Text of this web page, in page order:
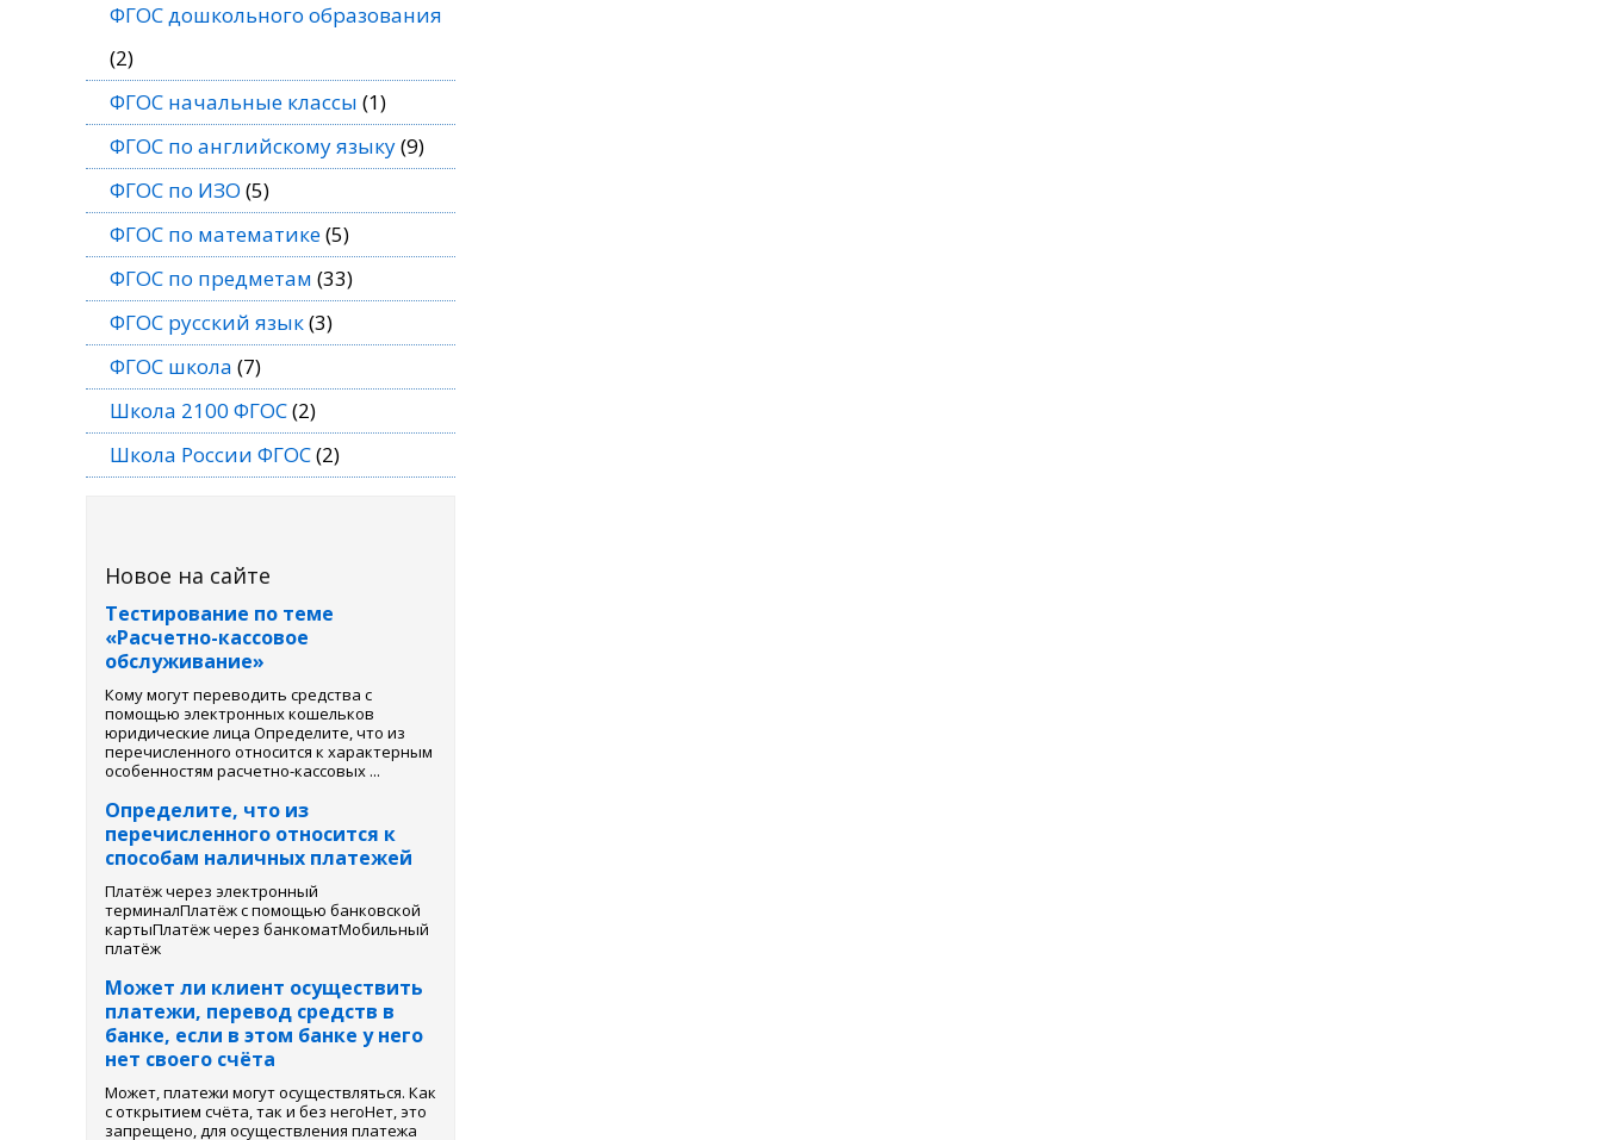
ФГОС дошкольного образования
(2)
ФГОС начальные классы (1)
ФГОС по английскому языку(9)
ФГОС по ИЗО (5)
ФГОС по математике(5)
ФГОС по предметам (33)
ФГОС русский язык(3)
ФГОС школа (7)
Школа 2100 ФГОС(2)
Школа России ФГОС(2)
Новое на сайте
Тестирование по теме
«Расчетно-кассовое
обслуживание»
Кому могут переводить средства с
помощью электронных кошельков
юридические лица Определите, что из
перечисленного относится к характерным
особенностям расчетно-кассовых ...
Определите, что из
перечисленного относится к
способам наличных платежей
Платёж через электронный
терминалПлатёж с помощью банковской
картыПлатёж через банкоматМобильный
платёж
Может ли клиент осуществить
платежи, перевод средств в
банке, если в этом банке у него
нет своего счёта
Может, платежи могут осуществляться. Как
с открытием счёта, так и без негоНет, это
запрещено, для осуществления платежа